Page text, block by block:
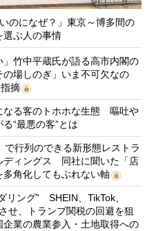
のになぜ？」東京～博多間の
選ぶ人の事情
」竹中平蔵氏が語る高市内閣の
場しのぎ」いま不可欠なの
摘
なる客のトホホな生態 嘔吐や
“最悪の客”とは
で行列のできる新形態レストラ
ディングス 同社に聞いた「店
角化してもぶれない軸
リング” SHEIN、TikTok、
せ、トランプ関税の回避を狙
業の農業参入・土地取得への